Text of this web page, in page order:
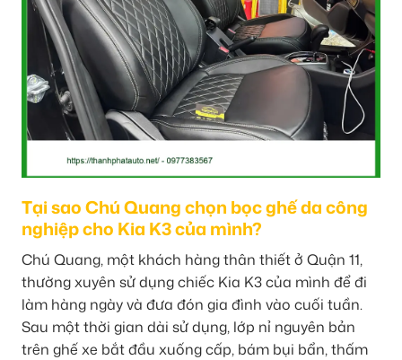
Tại sao Chú Quang chọn bọc ghế da công
nghiệp cho Kia K3 của mình?
Chú Quang, một khách hàng thân thiết ở Quận 11,
thường xuyên sử dụng chiếc Kia K3 của mình để đi
làm hàng ngày và đưa đón gia đình vào cuối tuần.
Sau một thời gian dài sử dụng, lớp nỉ nguyên bản
trên ghế xe bắt đầu xuống cấp, bám bụi bẩn, thấm